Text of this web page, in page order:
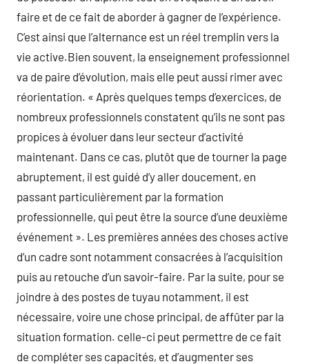
faire et de ce fait de aborder à gagner de l’expérience.
C’est ainsi que l’alternance est un réel tremplin vers la
vie active.Bien souvent, la enseignement professionnel
va de paire d’évolution, mais elle peut aussi rimer avec
réorientation. « Après quelques temps d’exercices, de
nombreux professionnels constatent qu’ils ne sont pas
propices à évoluer dans leur secteur d’activité
maintenant. Dans ce cas, plutôt que de tourner la page
abruptement, il est guidé d’y aller doucement, en
passant particulièrement par la formation
professionnelle, qui peut être la source d’une deuxième
événement ». Les premières années des choses active
d’un cadre sont notamment consacrées à l’acquisition
puis au retouche d’un savoir-faire. Par la suite, pour se
joindre à des postes de tuyau notamment, il est
nécessaire, voire une chose principal, de affûter par la
situation formation. celle-ci peut permettre de ce fait
de compléter ses capacités, et d’augmenter ses